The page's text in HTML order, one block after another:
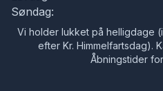
Søndag:
Vi holder lukket på helligdage
efter Kr. Himmelfartsdag).
Åbningstider for